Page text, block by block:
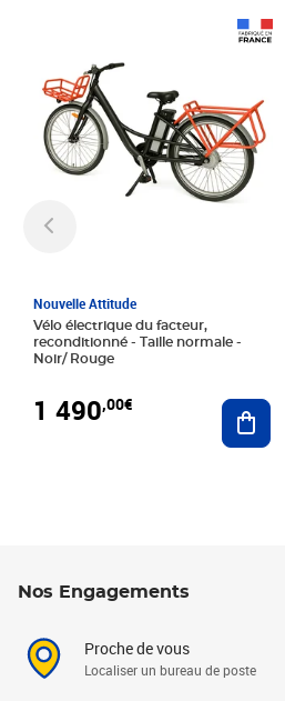
Nouvelle Attitude
Vélo électrique du facteur,
reconditionné - Taille normale -
Noir/ Rouge
1 490,00€
Nos Engagements
Proche de vous
Localiser un bureau de poste